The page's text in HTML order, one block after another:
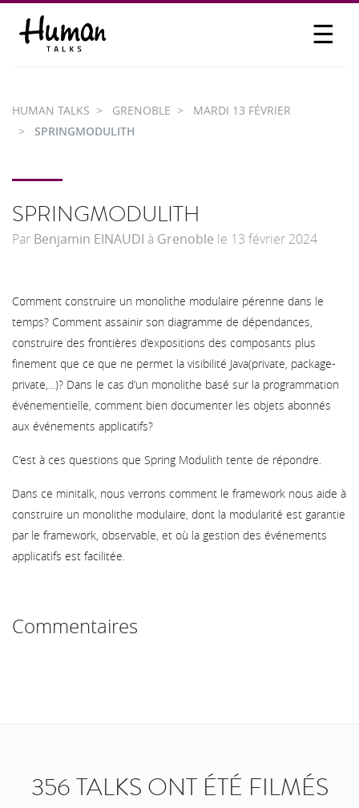
☰
PARTICIPER
HUMAN TALKS GRENOBLE
MARDI 13 FÉVRIER
SPRINGMODULITH
SPRINGMODULITH
Par Benjamin EINAUDI à Grenoble le 13 février 2024
Comment construire un monolithe modulaire pérenne dans le
temps? Comment assainir son diagramme de dépendances,
construire des frontières d’expositions des composants plus
finement que ce que ne permet la visibilité Java(private, package-
private,...)? Dans le cas d’un monolithe basé sur la programmation
événementielle, comment bien documenter les objets abonnés
aux événements applicatifs?
C’est à ces questions que Spring Modulith tente de répondre.
Dans ce minitalk, nous verrons comment le framework nous aide à
construire un monolithe modulaire, dont la modularité est garantie
par le framework, observable, et où la gestion des événements
applicatifs est facilitée.
Commentaires
356 TALKS ONT ÉTÉ FILMÉS